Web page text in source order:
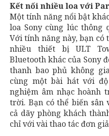
Kết nối nhiều loa với
Một tính năng nổi bật
loa Sony cùng lúc thông
Với tính năng này, bạn có
nhiều thiết bị ULT
Bluetooth khác của Sony
thanh bao phủ không
cùng một bài hát với
nghiệm âm nhạc hoành
trời. Bạn có thể biến sân
cả dãy phòng khách
chỉ với vài thao tác đơn